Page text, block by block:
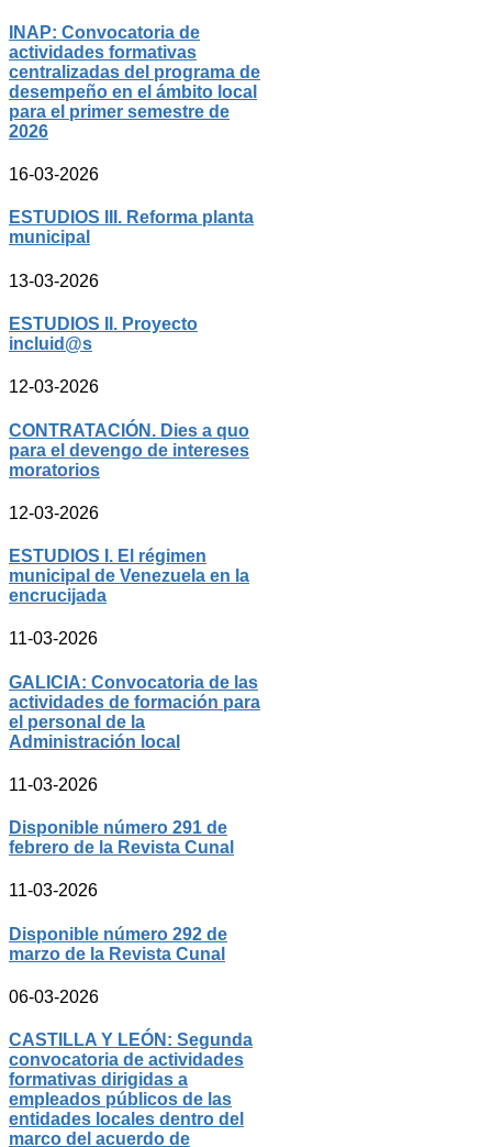
INAP: Convocatoria de
actividades formativas
centralizadas del programa de
desempeño en el ámbito local
para el primer semestre de
2026
16-03-2026
ESTUDIOS III. Reforma planta
municipal
13-03-2026
ESTUDIOS II. Proyecto
incluid@s
12-03-2026
CONTRATACIÓN. Dies a quo
para el devengo de intereses
moratorios
12-03-2026
ESTUDIOS I. El régimen
municipal de Venezuela en la
encrucijada
11-03-2026
GALICIA: Convocatoria de las
actividades de formación para
el personal de la
Administración local
11-03-2026
Disponible número 291 de
febrero de la Revista Cunal
11-03-2026
Disponible número 292 de
marzo de la Revista Cunal
06-03-2026
CASTILLA Y LEÓN: Segunda
convocatoria de actividades
formativas dirigidas a
empleados públicos de las
entidades locales dentro del
marco del acuerdo de